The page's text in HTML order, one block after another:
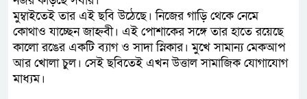
মুম্বাইতেই তার এই ছবি উঠেছে। নিজের গাড়ি থেকে নেমে
কোথাও যাচ্ছেন জাহ্নবী। এই পোশাকের সঙ্গে তার হাতে রয়েছে
কালো রঙের একটি ব্যাগ ও সাদা স্নিকার। মুখে সামান্য মেকআপ
আর খোলা চুল। সেই ছবিতেই এখন উত্তাল সামাজিক যোগাযোগ
মাধ্যম।